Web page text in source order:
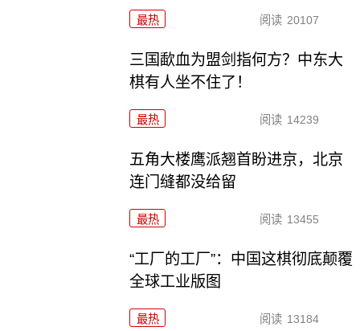
最热 阅读 20107
三国歃血为盟剑指何方？中东大
棋有人坐不住了！
最热 阅读 14239
五角大楼鹰派翘首盼进京，北京
连门缝都没给留
最热 阅读 13455
“工厂的工厂”：中国这棋彻底颠覆
全球工业版图
最热 阅读 13184